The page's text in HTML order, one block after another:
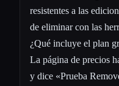
resistentes a las
de eliminar con las
¿Qué incluye el plan
La página de precios
y dice «Prueba